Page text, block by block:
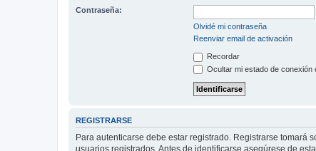
Contraseña:
Olvidé mi contraseña
Reenviar email de activación
Recordar
Ocultar mi estado de conexión
REGISTRARSE
Para autenticarse debe estar registrado. Registrarse tomará
usuarios registrados. Antes de identificarse asegúrese de